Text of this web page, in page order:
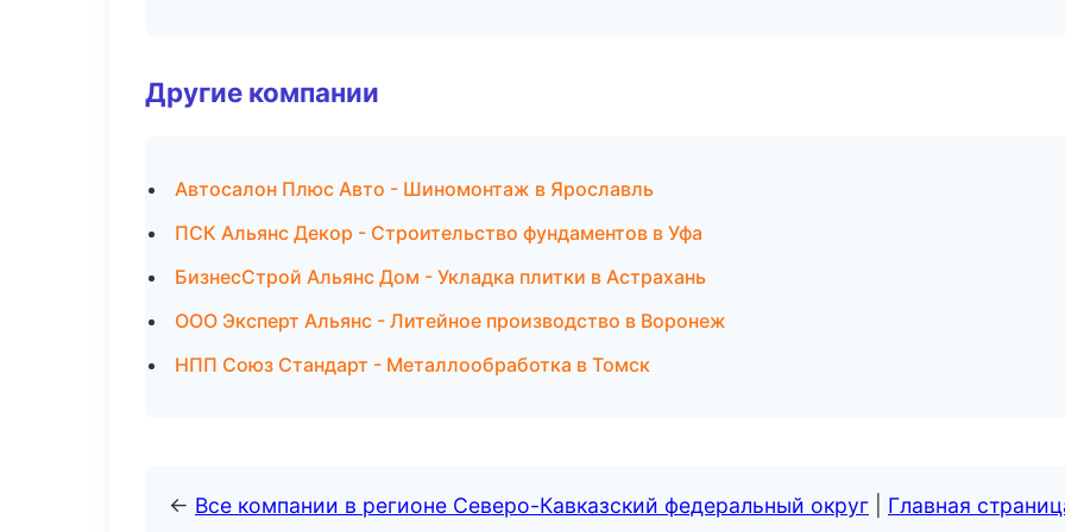
Другие компании
Автосалон Плюс Авто - Шиномонтаж в Ярославль
ПСК Альянс Декор - Строительство фундаментов в Уфа
БизнесСтрой Альянс Дом - Укладка плитки в Астрахань
ООО Эксперт Альянс - Литейное производство в Воронеж
НПП Союз Стандарт - Металлообработка в Томск
← Все компании в регионе Северо-Кавказский федеральный округ Главная